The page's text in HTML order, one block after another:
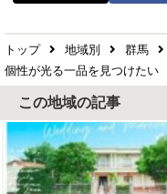
トップ 地域別 群馬
個性が光る一品を見つけた
この地域の記事